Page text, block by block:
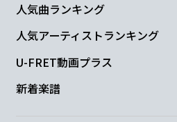
人気曲ランキング
人気アーティストランキング
U-FRET動画プラス
新着楽譜